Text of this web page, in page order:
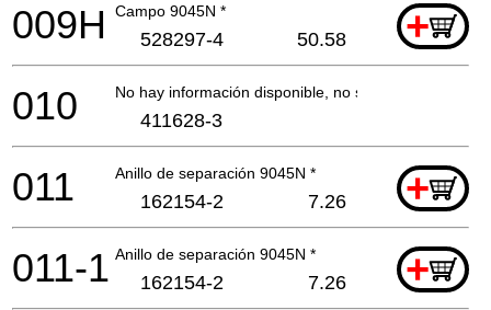
Campo 9045N * +
009H 528297-4 50.58
No hay información disponible, no se puede pedir
010 411628-3
Anillo de separación 9045N * +
011 162154-2 7.26
Anillo de separación 9045N * +
011-1 162154-2 7.26